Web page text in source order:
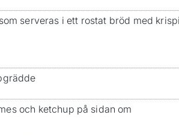
serveras i ett rostat bröd med
och ketchup på sidan om